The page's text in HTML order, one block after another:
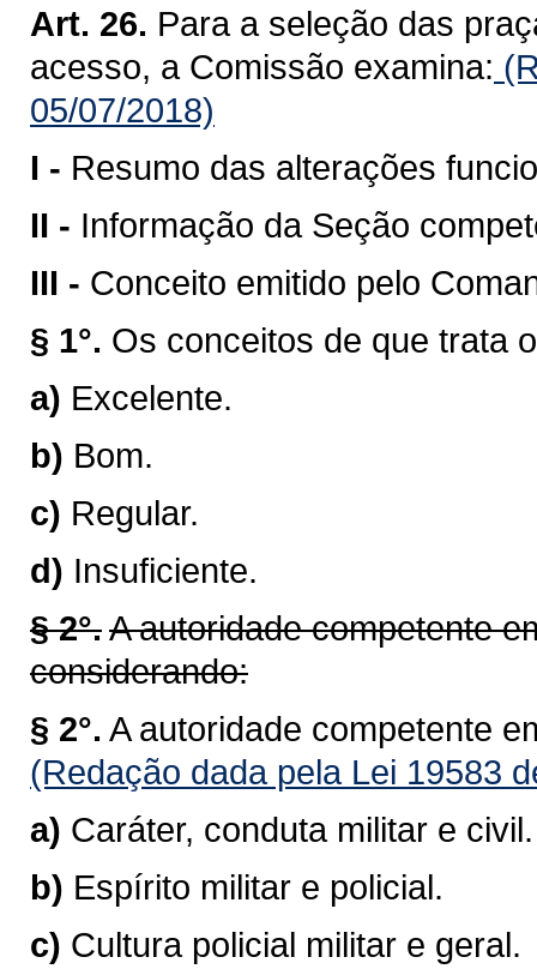
Art. 26. Para a seleção das
acesso, a Comissão examina:
05/07/2018)
I - Resumo das alterações
II - Informação da Seção
III - Conceito emitido pelo
§ 1°. Os conceitos de que trata
a) Excelente.
b) Bom.
c) Regular.
d) Insuficiente.
§ 2°.A autoridade competente
considerando:
§ 2°. A autoridade competente
(Redação dada pela Lei 19583
a) Caráter, conduta militar e civil.
b) Espírito militar e policial.
c) Cultura policial militar e geral.